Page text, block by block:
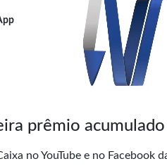
prêmio
no YouTube e no Facebook